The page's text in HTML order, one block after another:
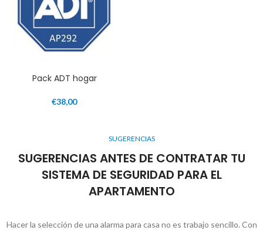
Pack ADT hogar
€38,00
SUGERENCIAS
SUGERENCIAS ANTES DE CONTRATAR TU
SISTEMA DE SEGURIDAD PARA EL
APARTAMENTO
Hacer la selección de una alarma para casa no es trabajo sencillo. Con